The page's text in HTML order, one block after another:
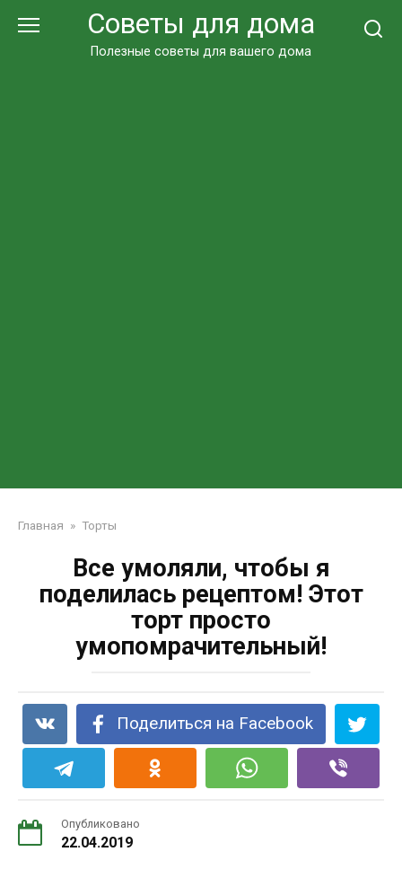
Советы для дома
Полезные советы для вашего дома
Главная » Торты
Все умоляли, чтобы я
поделилась рецептом! Этот
торт просто
умопомрачительный!
Поделиться на Facebook
Опубликовано
22.04.2019